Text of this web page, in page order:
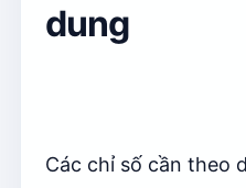
dung
Các chỉ số cần theo